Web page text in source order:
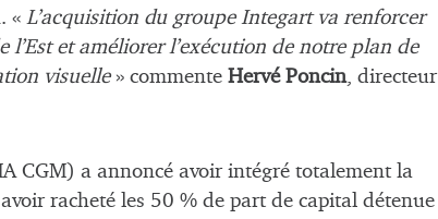
« L’acquisition du groupe Integart va renforcer
et améliorer l’exécution de notre plan de
visuelle» commente Hervé Poncin, directeur
CGM) a annoncé avoir intégré totalement la
racheté les 50 % de part de capital détenue